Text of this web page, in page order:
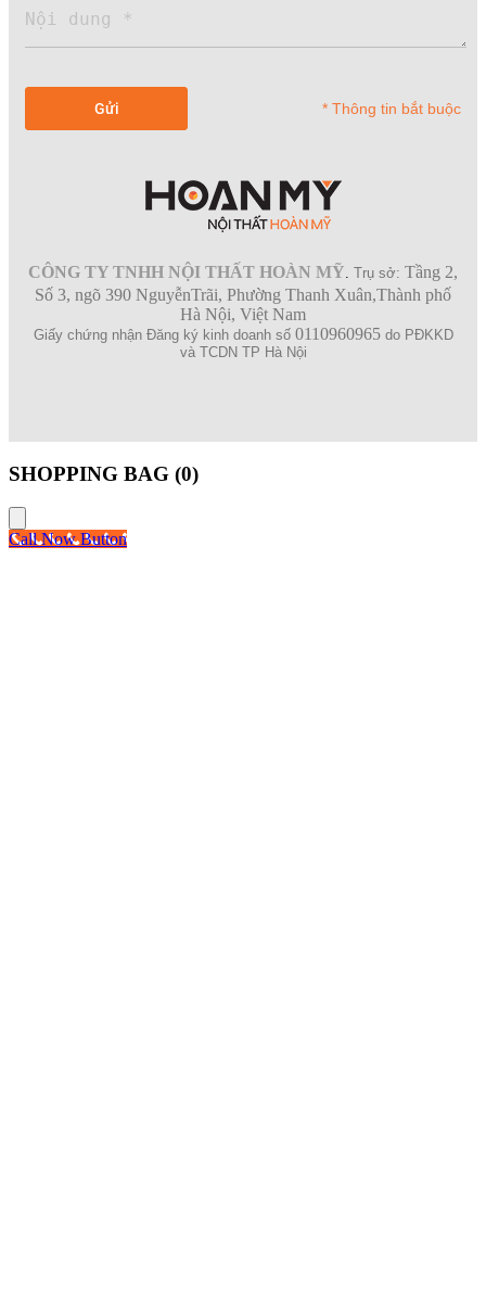
* Thông tin bắt buộc
CÔNG TY TNHH NỘI THẤT HOÀN MỸ. Trụ sở: Tầng 2,
Số 3, ngõ 390 NguyễnTrãi, Phường Thanh Xuân,Thành phố
Hà Nội, Việt Nam
Giấy chứng nhận Đăng ký kinh doanh số 0110960965do PĐKKD
và TCDN TP Hà Nội
SHOPPING BAG (0)
Call Now Button